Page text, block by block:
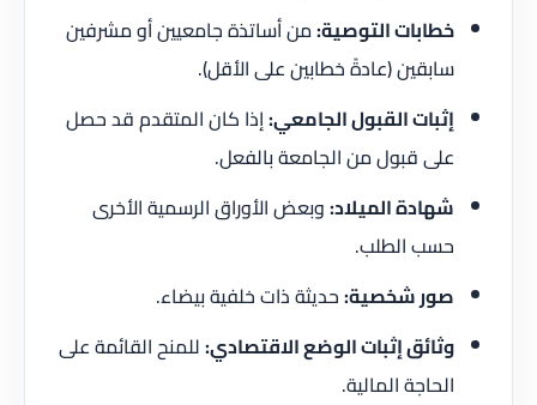
خطابات التوصية:من أساتذة جامعيين أو مشرفين
سابقين (عادةً خطابين على الأقل).
إثبات القبول الجامعي:إذا كان المتقدم قد حصل
على قبول من الجامعة بالفعل.
شهادة الميلاد:وبعض الأوراق الرسمية الأخرى
حسب الطلب.
صور شخصية:حديثة ذات خلفية بيضاء.
وثائق إثبات الوضع الاقتصادي:للمنح القائمة على
الحاجة المالية.